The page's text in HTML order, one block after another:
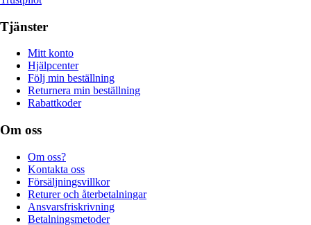
Tjänster
Mitt konto
Hjälpcenter
Följ min beställning
Returnera min beställning
Rabattkoder
Om oss
Om oss?
Kontakta oss
Försäljningsvillkor
Returer och återbetalningar
Ansvarsfriskrivning
Betalningsmetoder